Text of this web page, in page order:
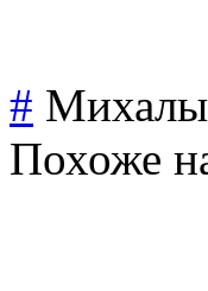
#
Похоже